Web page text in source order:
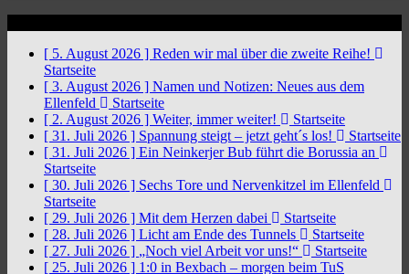
[ 5. August 2026 ] Reden wir mal über die zweite Reihe!
Startseite
[ 3. August 2026 ] Namen und Notizen: Neues aus dem
Ellenfeld
Startseite
[ 2. August 2026 ] Weiter, immer weiter!
Startseite
[ 31. Juli 2026 ] Spannung steigt – jetzt geht´s los!
Startseite
[ 31. Juli 2026 ] Ein Neinkerjer Bub führt die Borussia an
Startseite
[ 30. Juli 2026 ] Sechs Tore und Nervenkitzel im Ellenfeld
Startseite
[ 29. Juli 2026 ] Mit dem Herzen dabei
Startseite
[ 28. Juli 2026 ] Licht am Ende des Tunnels
Startseite
[ 27. Juli 2026 ] „Noch viel Arbeit vor uns!“
Startseite
[ 25. Juli 2026 ] 1:0 in Bexbach – morgen beim TuS